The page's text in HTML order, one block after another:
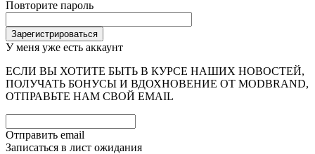
Повторите пароль
У меня уже есть аккаунт
ЕСЛИ ВЫ ХОТИТЕ БЫТЬ В КУРСЕ НАШИХ НОВОСТЕЙ,
ПОЛУЧАТЬ БОНУСЫ И ВДОХНОВЕНИЕ ОТ MODBRAND,
ОТПРАВЬТЕ НАМ СВОЙ EMAIL
Отправить email
Записаться в лист ожидания